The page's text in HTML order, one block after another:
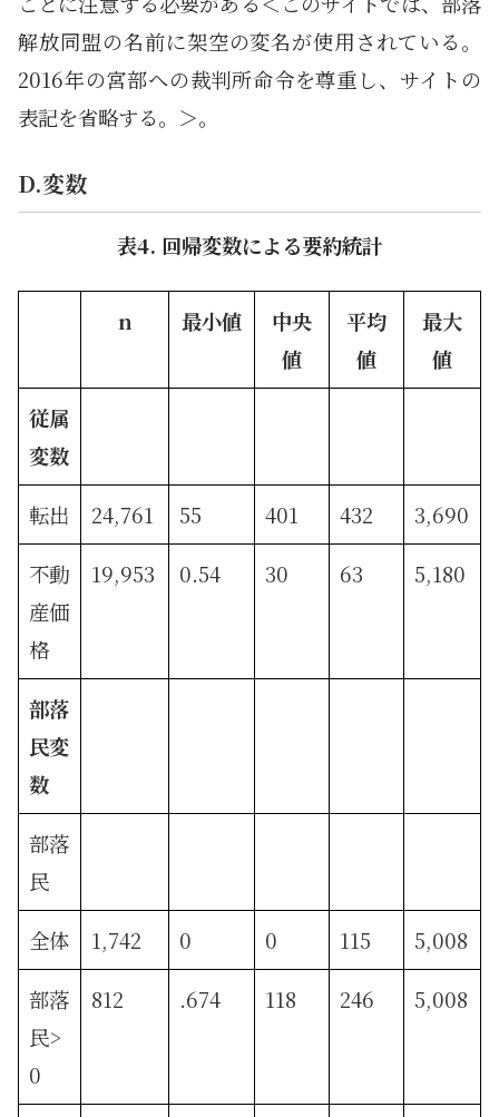
解放同盟の名前に架空の変名が使用されている。
2016年の宮部への裁判所命令を尊重し、サイトの
表記を省略する。＞。
D.変数
表4. 回帰変数による要約統計
n 最小値
中央
値
平均
値
最大
値
従属
変数
転出 24,761 55 401 432 3,690
不動
産価
格
19,953 0.54 30 63 5,180
部落
民変
数
部落
民
全体 1,742 0 0 115 5,008
部落
民>
0
812 .674 118 246 5,008